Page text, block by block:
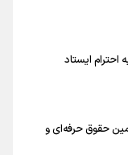
نیاز به تغییر
کردیم/ دودستی
شیوه بازی تیم ملی
احترام ایستاد
حقوق حرفه‌ای و